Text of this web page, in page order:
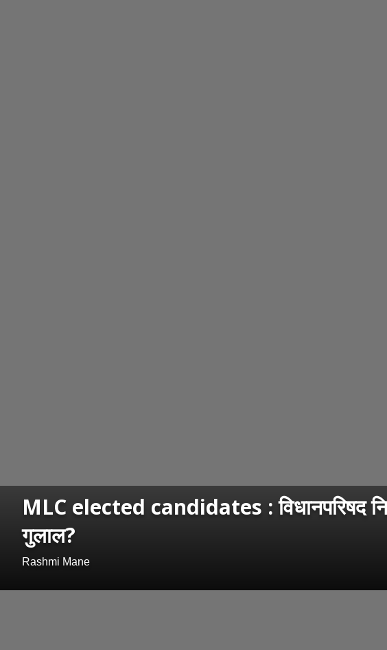
MLC elected candidates : विधानपरिषद
गुलाल?
Rashmi Mane